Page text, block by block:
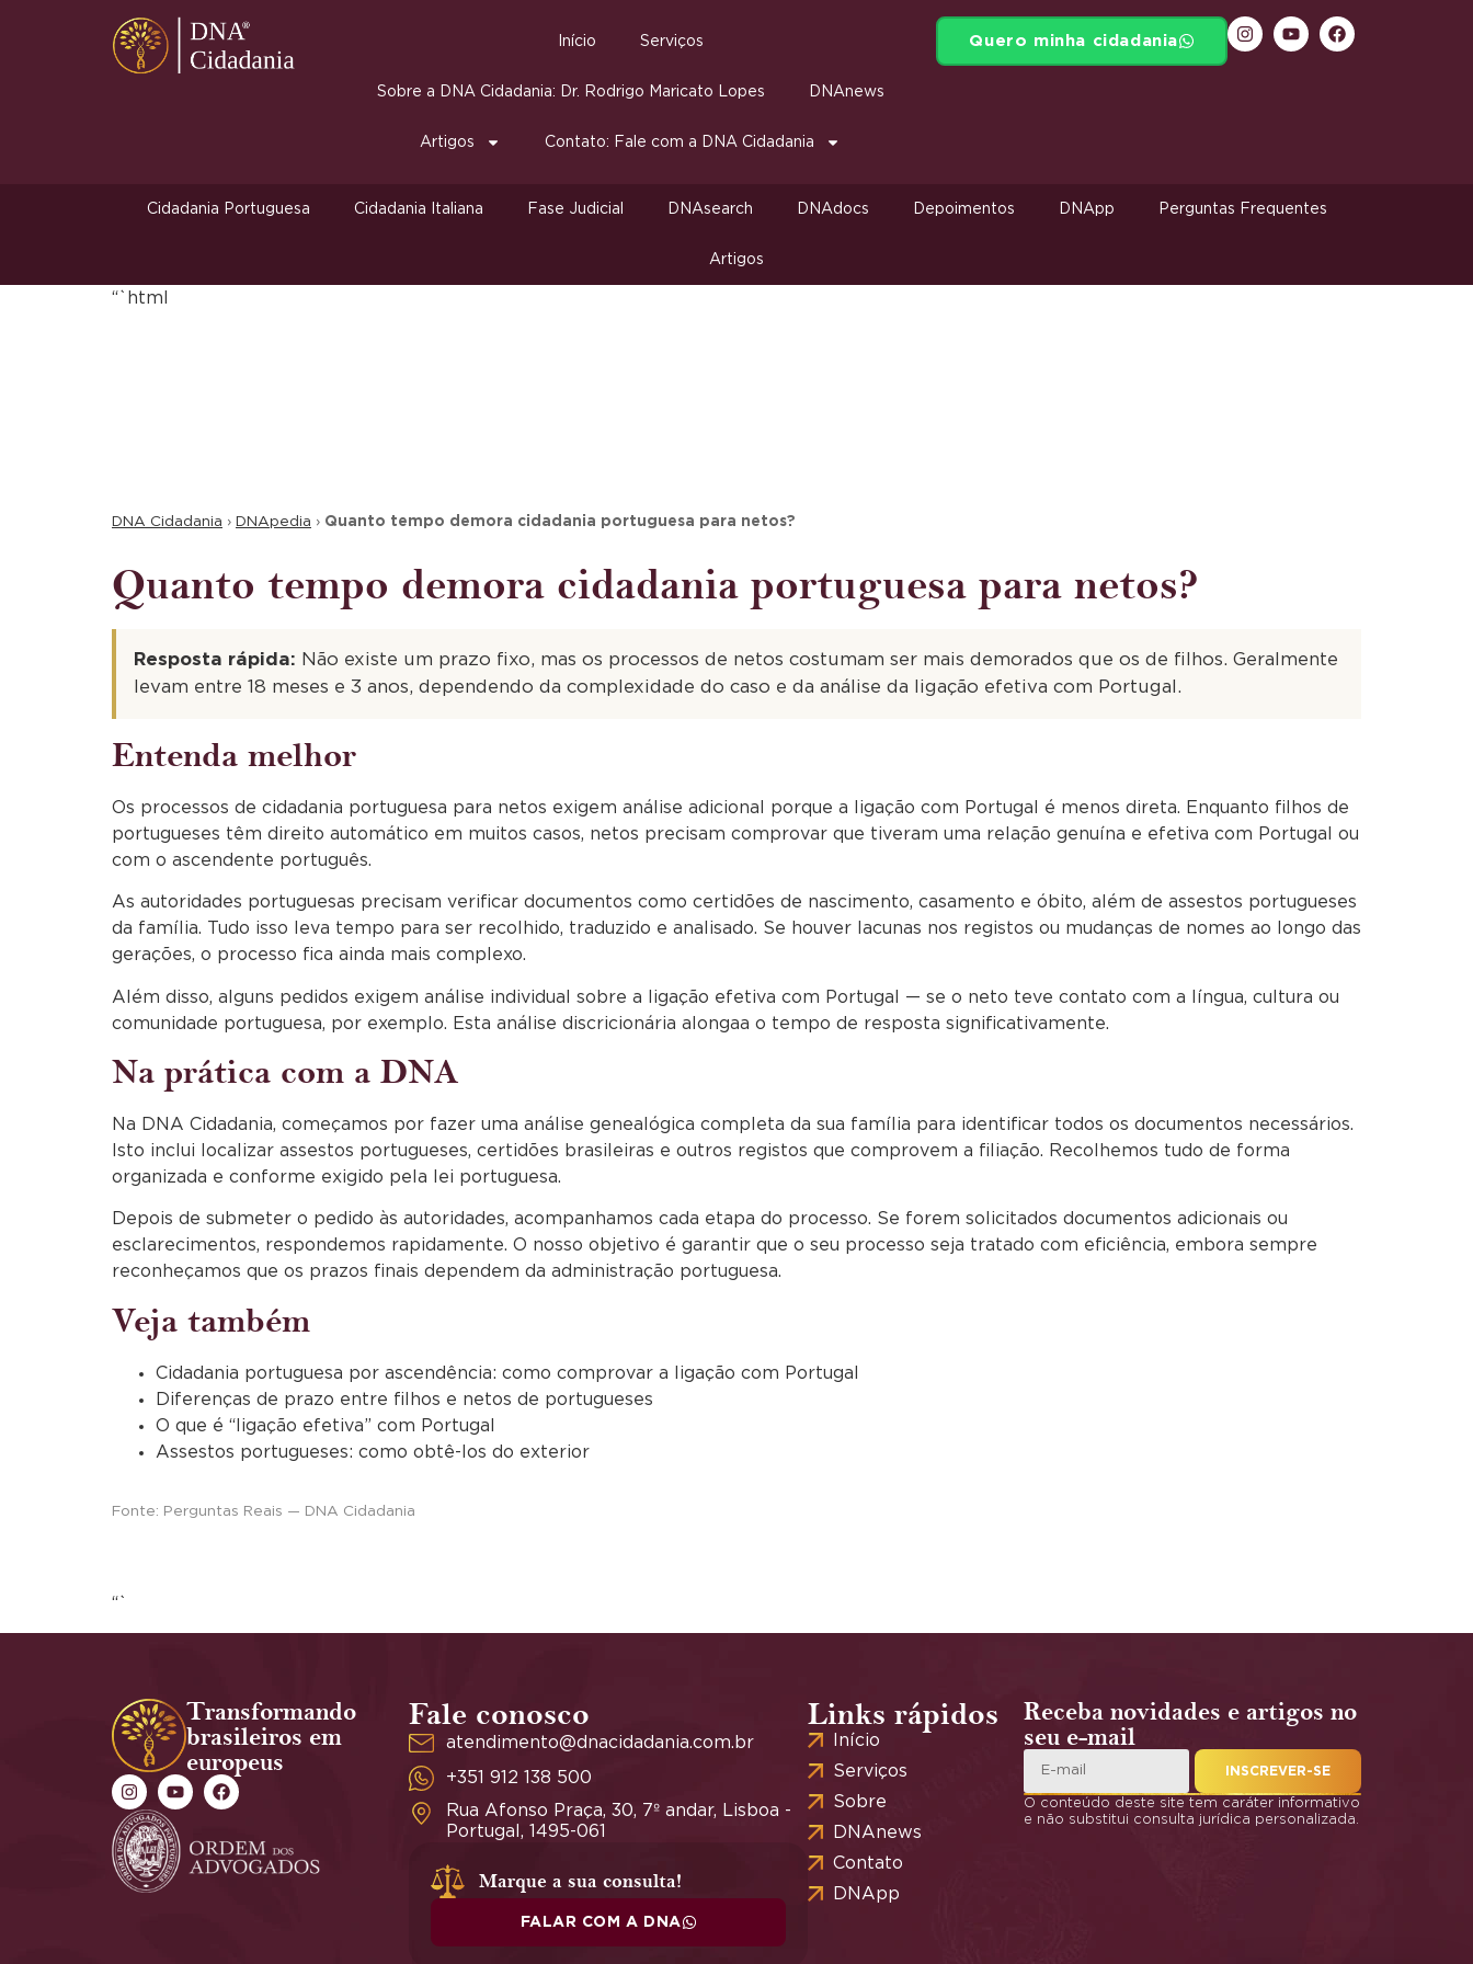
Início Serviços
Sobre a DNA Cidadania: Dr. Rodrigo Maricato Lopes DNAnews
Artigos Contato: Fale com a DNA Cidadania
Quero minha cidadania
Cidadania Portuguesa Cidadania Italiana Fase Judicial DNAsearch DNAdocs Depoimentos DNApp Perguntas Frequentes
Artigos
“`html
DNA Cidadania › DNApedia › Quanto tempo demora cidadania portuguesa para netos?
Quanto tempo demora cidadania portuguesa para netos?
Resposta rápida: Não existe um prazo fixo, mas os processos de netos costumam ser mais demorados que os de filhos. Geralmente
levam entre 18 meses e 3 anos, dependendo da complexidade do caso e da análise da ligação efetiva com Portugal.
Entenda melhor
Os processos de cidadania portuguesa para netos exigem análise adicional porque a ligação com Portugal é menos direta. Enquanto filhos de
portugueses têm direito automático em muitos casos, netos precisam comprovar que tiveram uma relação genuína e efetiva com Portugal ou
com o ascendente português.
As autoridades portuguesas precisam verificar documentos como certidões de nascimento, casamento e óbito, além de assestos portugueses
da família. Tudo isso leva tempo para ser recolhido, traduzido e analisado. Se houver lacunas nos registos ou mudanças de nomes ao longo das
gerações, o processo fica ainda mais complexo.
Além disso, alguns pedidos exigem análise individual sobre a ligação efetiva com Portugal — se o neto teve contato com a língua, cultura ou
comunidade portuguesa, por exemplo. Esta análise discricionária alongaa o tempo de resposta significativamente.
Na prática com a DNA
Na DNA Cidadania, começamos por fazer uma análise genealógica completa da sua família para identificar todos os documentos necessários.
Isto inclui localizar assestos portugueses, certidões brasileiras e outros registos que comprovem a filiação. Recolhemos tudo de forma
organizada e conforme exigido pela lei portuguesa.
Depois de submeter o pedido às autoridades, acompanhamos cada etapa do processo. Se forem solicitados documentos adicionais ou
esclarecimentos, respondemos rapidamente. O nosso objetivo é garantir que o seu processo seja tratado com eficiência, embora sempre
reconheçamos que os prazos finais dependem da administração portuguesa.
Veja também
Cidadania portuguesa por ascendência: como comprovar a ligação com Portugal
Diferenças de prazo entre filhos e netos de portugueses
O que é “ligação efetiva” com Portugal
Assestos portugueses: como obtê-los do exterior
Fonte: Perguntas Reais — DNA Cidadania
“`
Transformando
brasileiros em
europeus
Fale conosco
atendimento@dnacidadania.com.br
+351 912 138 500
Rua Afonso Praça, 30, 7º andar, Lisboa -
Portugal, 1495-061
Marque a sua consulta!
FALAR COM A DNA
Links rápidos
Início
Serviços
Sobre
DNAnews
Contato
DNApp
Receba novidades e artigos no
seu e-mail
INSCREVER-SE
O conteúdo deste site tem caráter informativo
e não substitui consulta jurídica personalizada.